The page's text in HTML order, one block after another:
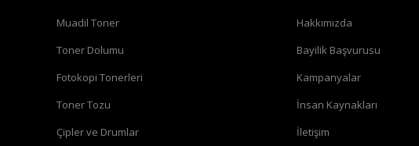
Muadil Toner
Toner Dolumu
Fotokopi Tonerleri
Toner Tozu
Çipler ve Drumlar
Hakkımızda
Bayilik Başvurusu
Kampanyalar
İnsan Kaynakları
İletişim